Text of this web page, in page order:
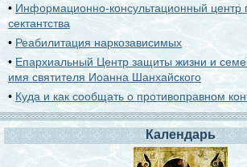
• Информационно-консультационный центр
сектантства
• Реабилитация наркозависимых
• Епархиальный Центр защиты жизни и
имя святителя Иоанна Шанхайского
• Куда и как сообщать о противоправном
Календарь